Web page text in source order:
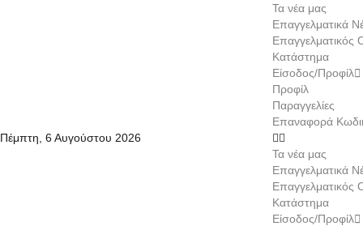
Πέμπτη, 6 Αυγούστου 2026
Τα νέα μας
Επαγγελματικά
Επαγγελματικός
Κατάστημα
Είσοδος/Προφίλ
Προφίλ
Παραγγελίες
Επαναφορά
Τα νέα μας
Επαγγελματικά
Επαγγελματικός
Κατάστημα
Είσοδος/Προφίλ